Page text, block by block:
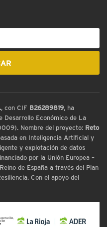
, con CIF B26289819, ha
Desarrollo Económico de La
Nombre del proyecto: Reto
en Inteligencia Artificial y
y explotación de datos
por la Unión Europea –
de España a través del Plan
Con el apoyo del